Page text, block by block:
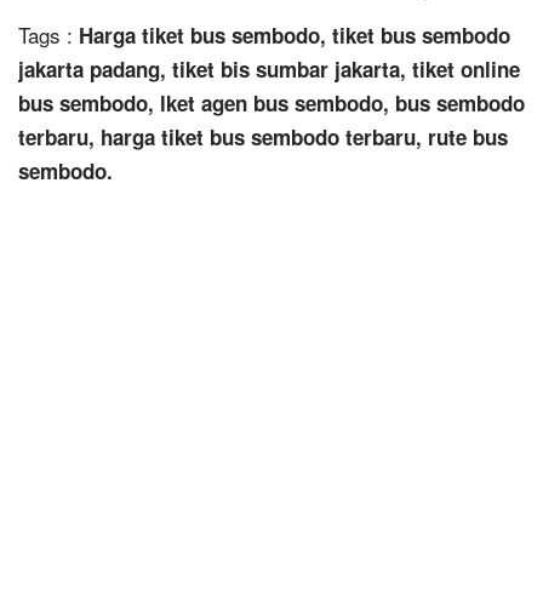
Tags : Harga tiket bus sembodo, tiket bus sembodo
jakarta padang, tiket bis sumbar jakarta, tiket online
bus sembodo, lket agen bus sembodo, bus sembodo
terbaru, harga tiket bus sembodo terbaru, rute bus
sembodo.